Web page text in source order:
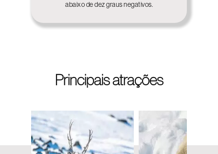
abaixo de dez graus negativos.
Principais atrações